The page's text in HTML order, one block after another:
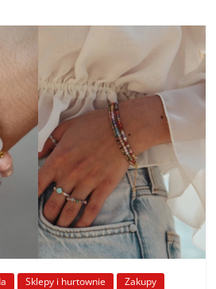
Sklepy i hurtownie Zakupy